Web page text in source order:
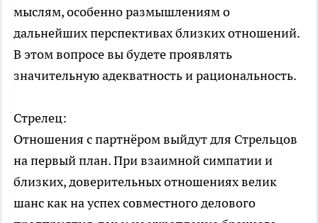
мыслям, особенно размышлениям о
дальнейших перспективах близких отношений.
В этом вопросе вы будете проявлять
значительную адекватность и рациональность.
Стрелец:
Отношения с партнёром выйдут для Стрельцов
на первый план. При взаимной симпатии и
близких, доверительных отношениях велик
шанс как на успех совместного делового